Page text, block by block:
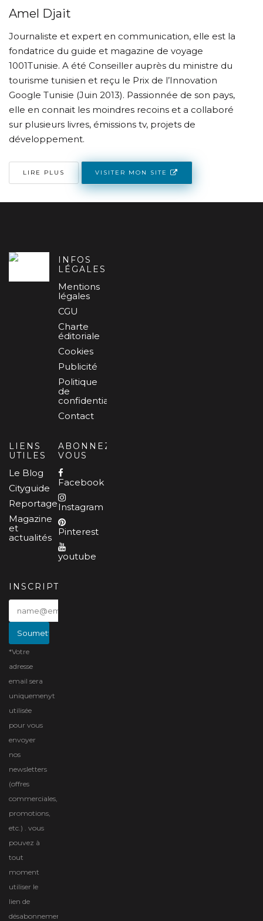
Amel Djait
Journaliste et expert en communication, elle est la
fondatrice du guide et magazine de voyage
1001Tunisie. A été Conseiller auprès du ministre du
tourisme tunisien et reçu le Prix de l’Innovation
Google Tunisie (Juin 2013). Passionnée de son pays,
elle en connait les moindres recoins et a collaboré
sur plusieurs livres, émissions tv, projets de
développement.
LIRE PLUS VISITER MON SITE
INFOS
LÉGALES
Mentions
légales
CGU
Charte
éditoriale
Cookies
Publicité
Politique
de
confidentialité
Contact
LIENS
UTILES
Le Blog
Cityguide
Reportages
Magazine
et
actualités
ABONNEZ-
VOUS
Facebook
Instagram
Pinterest
youtube
INSCRIPTION
*Votre
adresse
email sera
uniquemenyt
utilisée
pour vous
envoyer
nos
newsletters
(offres
commerciales,
promotions,
etc.) . vous
pouvez à
tout
moment
utiliser le
lien de
désabonnement